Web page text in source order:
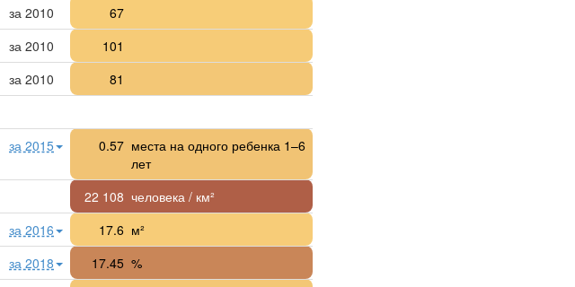
за 2010
67
за 2010
101
за 2010
81
за 2015 0.57 места на одного ребенка 1–6
лет
22 108 человека / км²
за 2016 17.6 м²
за 2018 17.45 %